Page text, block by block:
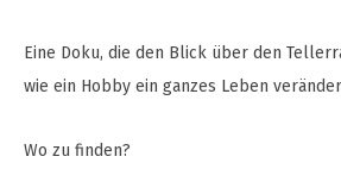
Eine Doku, die den Blick über den
wie ein Hobby ein ganzes Leben
Wo zu finden?